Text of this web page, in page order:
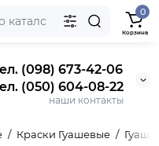
(098) 673-42-06
(050) 604-08-22
наши контакты
0
Корзина
Краски Гуашевые